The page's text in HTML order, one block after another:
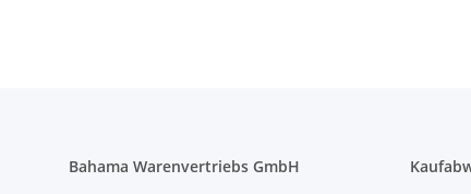
Bahama Warenvertriebs GmbH